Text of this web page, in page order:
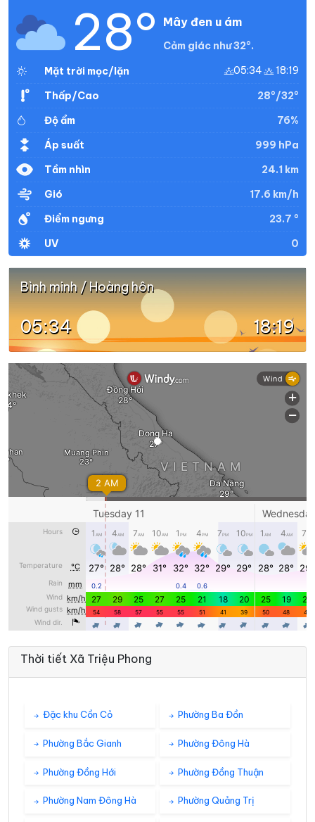
28° Mây đen u ám
Cảm giác như 32°.
Mặt trời mọc/lặn
05:34 18:19
Thấp/Cao
28°/32°
Độ ẩm
76%
Áp suất
999 hPa
Tầm nhìn
24.1 km
Gió
17.6 km/h
Điểm ngưng
23.7 °
UV
0
Bình minh / Hoàng hôn
05:34 18:19
Thời tiết Xã Triệu Phong
Đặc khu Cồn Cỏ Phường Ba Đồn
Phường Bắc Gianh Phường Đông Hà
Phường Đồng Hới Phường Đồng Thuận
Phường Nam Đông Hà Phường Quảng Trị